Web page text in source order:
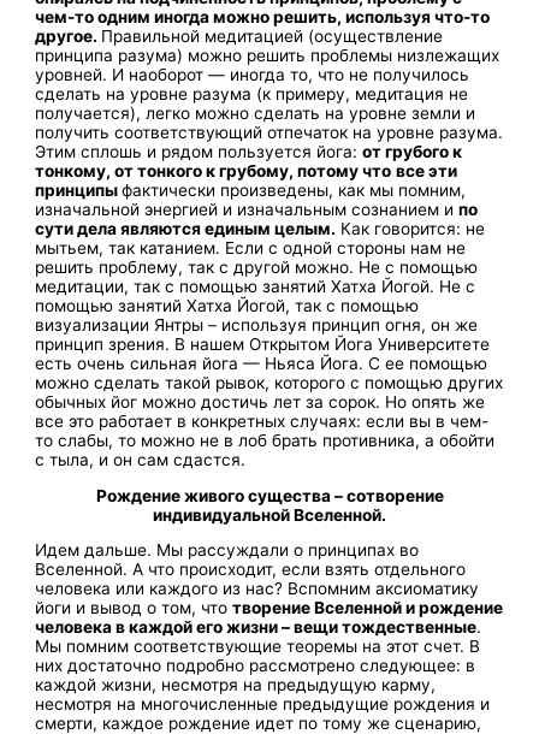
чем-то одним иногда можно решить, используя что-то
другое. Правильной медитацией (осуществление
принципа разума) можно решить проблемы низлежащих
уровней. И наоборот — иногда то, что не получилось
сделать на уровне разума (к примеру, медитация не
получается), легко можно сделать на уровне земли и
получить соответствующий отпечаток на уровне разума.
Этим сплошь и рядом пользуется йога:от грубого к
тонкому, от тонкого к грубому, потому что все эти
принципыфактически произведены, как мы помним,
изначальной энергией и изначальным сознанием ипо
сути дела являются единым целым. Как говорится: не
мытьем, так катанием. Если с одной стороны нам не
решить проблему, так с другой можно. Не с помощью
медитации, так с помощью занятий Хатха Йогой. Не с
помощью занятий Хатха Йогой, так с помощью
визуализации Янтры – используя принцип огня, он же
принцип зрения. В нашем Открытом Йога Университете
есть очень сильная йога — Ньяса Йога. С ее помощью
можно сделать такой рывок, которого с помощью других
обычных йог можно достичь лет за сорок. Но опять же
все это работает в конкретных случаях: если вы в чем-
то слабы, то можно не в лоб брать противника, а обойти
с тыла, и он сам сдастся.
Рождение живого существа – сотворение
индивидуальной Вселенной.
Идем дальше. Мы рассуждали о принципах во
Вселенной. А что происходит, если взять отдельного
человека или каждого из нас? Вспомним аксиоматику
йоги и вывод о том, чтотворение Вселенной и рождение
человека в каждой его жизни – вещи тождественные.
Мы помним соответствующие теоремы на этот счет. В
них достаточно подробно рассмотрено следующее: в
каждой жизни, несмотря на предыдущую карму,
несмотря на многочисленные предыдущие рождения и
смерти, каждое рождение идет по тому же сценарию,